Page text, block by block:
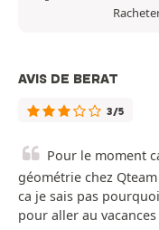
AVIS DE BERAT
3/5
Pour le moment
géométrie chez
ca je sais pas
pour aller au